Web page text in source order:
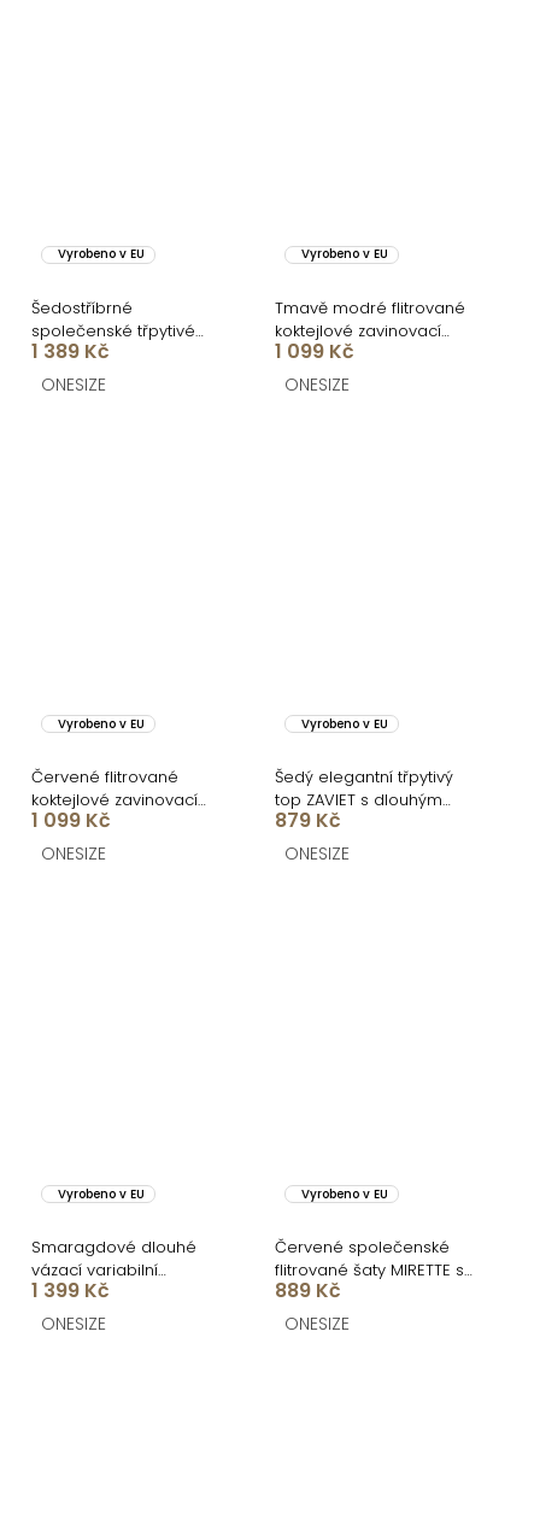
Vyrobeno v EU
Šedostříbrné
společenské třpytivé
dlouhé šaty KAILINA
1 389 Kč
ONESIZE
Vyrobeno v EU
Tmavě modré flitrované
koktejlové zavinovací
šaty ARDELE
1 099 Kč
ONESIZE
Vyrobeno v EU
Červené flitrované
koktejlové zavinovací
šaty ARDELE
1 099 Kč
ONESIZE
Vyrobeno v EU
Šedý elegantní třpytivý
top ZAVIET s dlouhým
rukávem
879 Kč
ONESIZE
Vyrobeno v EU
Smaragdové dlouhé
vázací variabilní
společenské šaty
CUPAUCA
1 399 Kč
ONESIZE
Vyrobeno v EU
Červené společenské
flitrované šaty MIRETTE s
drapováním
889 Kč
ONESIZE